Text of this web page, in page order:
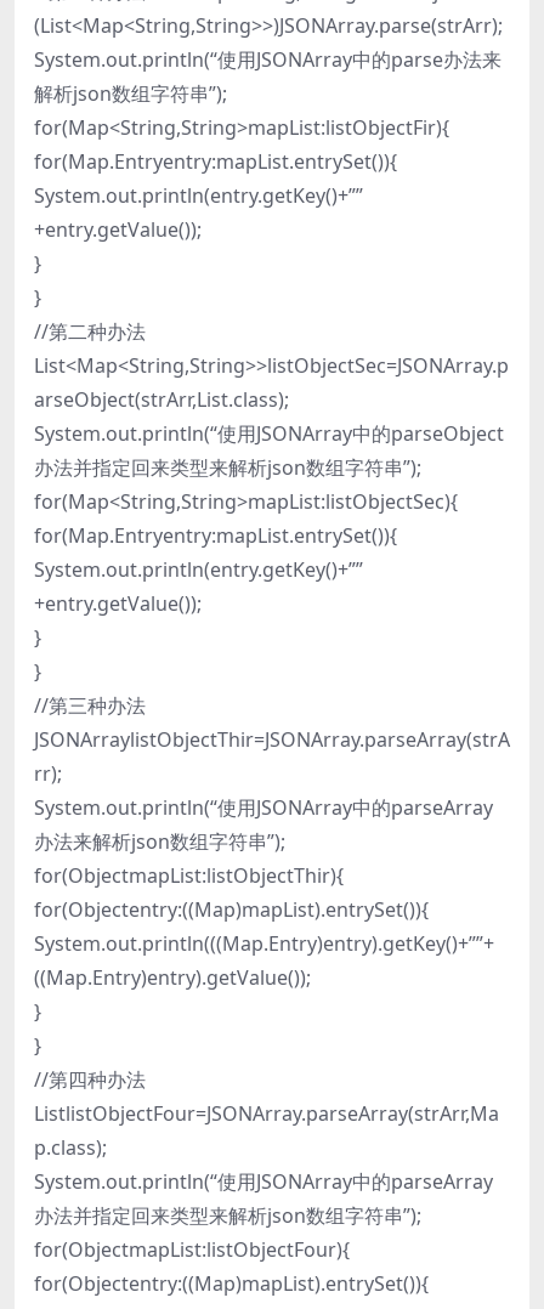
(List<Map<String,String>>)JSONArray.parse(strArr);
System.out.println(“使用JSONArray中的parse办法来
解析json数组字符串”);
for(Map<String,String>mapList:listObjectFir){
for(Map.Entryentry:mapList.entrySet()){
System.out.println(entry.getKey()+””
+entry.getValue());
}
}
//第二种办法
List<Map<String,String>>listObjectSec=JSONArray.p
arseObject(strArr,List.class);
System.out.println(“使用JSONArray中的parseObject
办法并指定回来类型来解析json数组字符串”);
for(Map<String,String>mapList:listObjectSec){
for(Map.Entryentry:mapList.entrySet()){
System.out.println(entry.getKey()+””
+entry.getValue());
}
}
//第三种办法
JSONArraylistObjectThir=JSONArray.parseArray(strA
rr);
System.out.println(“使用JSONArray中的parseArray
办法来解析json数组字符串”);
for(ObjectmapList:listObjectThir){
for(Objectentry:((Map)mapList).entrySet()){
System.out.println(((Map.Entry)entry).getKey()+””+
((Map.Entry)entry).getValue());
}
}
//第四种办法
ListlistObjectFour=JSONArray.parseArray(strArr,Ma
p.class);
System.out.println(“使用JSONArray中的parseArray
办法并指定回来类型来解析json数组字符串”);
for(ObjectmapList:listObjectFour){
for(Objectentry:((Map)mapList).entrySet()){